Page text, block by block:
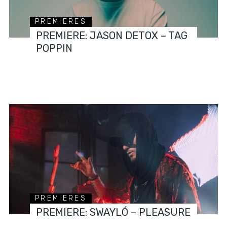
PREMIERES
PREMIERE: JASON DETOX – TAG
POPPIN
PREMIERES
PREMIERE: SWAYLÓ – PLEASURE